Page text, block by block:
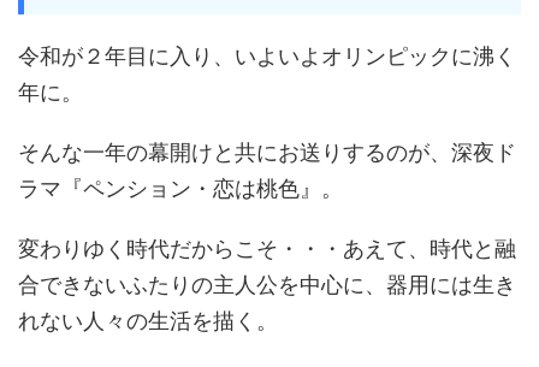
令和が２年目に入り、いよいよオリンピックに沸く
年に。
そんな一年の幕開けと共にお送りするのが、深夜ド
ラマ『ペンション・恋は桃色』。
変わりゆく時代だからこそ・・・あえて、時代と融
合できないふたりの主人公を中心に、器用には生き
れない人々の生活を描く。